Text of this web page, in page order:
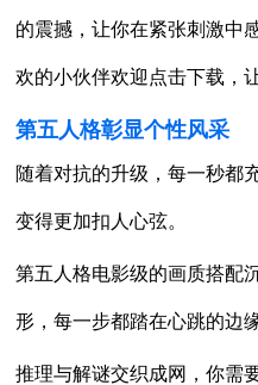
的震撼，让你在紧张刺激中
欢的小伙伴欢迎点击下载，
第五人格彰显个性风采
随着对抗的升级，每一秒都
变得更加扣人心弦。
第五人格电影级的画质搭配
形，每一步都踏在心跳的边缘
推理与解谜交织成网，你需